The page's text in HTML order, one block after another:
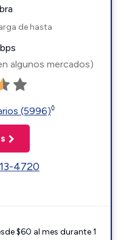
de hasta
algunos mercados)
(5996)◊
4720
$60 al mes durante 1